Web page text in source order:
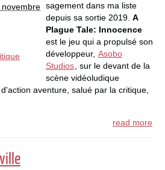
novembre sagement dans ma liste
depuis sa sortie 2019. A
Plague Tale: Innocence
est le jeu qui a propulsé son
développeur, Asobo
Studios , sur le devant de la
scène vidéoludique
aventure, salué par la critique,
read more